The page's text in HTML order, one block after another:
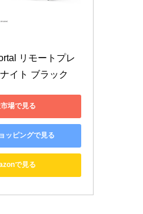
リモートプレ
イト ブラック
場で見る
ッピングで見る
で見る